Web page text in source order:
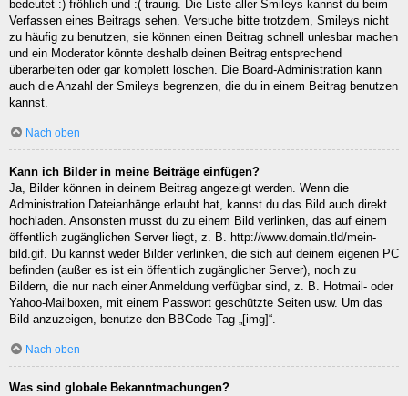
bedeutet :) fröhlich und :( traurig. Die Liste aller Smileys kannst du beim
Verfassen eines Beitrags sehen. Versuche bitte trotzdem, Smileys nicht
zu häufig zu benutzen, sie können einen Beitrag schnell unlesbar machen
und ein Moderator könnte deshalb deinen Beitrag entsprechend
überarbeiten oder gar komplett löschen. Die Board-Administration kann
auch die Anzahl der Smileys begrenzen, die du in einem Beitrag benutzen
kannst.
Nach oben
Kann ich Bilder in meine Beiträge einfügen?
Ja, Bilder können in deinem Beitrag angezeigt werden. Wenn die
Administration Dateianhänge erlaubt hat, kannst du das Bild auch direkt
hochladen. Ansonsten musst du zu einem Bild verlinken, das auf einem
öffentlich zugänglichen Server liegt, z. B. http://www.domain.tld/mein-
bild.gif. Du kannst weder Bilder verlinken, die sich auf deinem eigenen PC
befinden (außer es ist ein öffentlich zugänglicher Server), noch zu
Bildern, die nur nach einer Anmeldung verfügbar sind, z. B. Hotmail- oder
Yahoo-Mailboxen, mit einem Passwort geschützte Seiten usw. Um das
Bild anzuzeigen, benutze den BBCode-Tag „[img]“.
Nach oben
Was sind globale Bekanntmachungen?